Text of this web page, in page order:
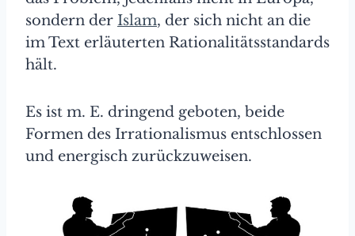
sondern der Islam, der sich nicht an die
im Text erläuterten Rationalitätsstandards
hält.
Es ist m. E. dringend geboten, beide
Formen des Irrationalismus entschlossen
und energisch zurückzuweisen.